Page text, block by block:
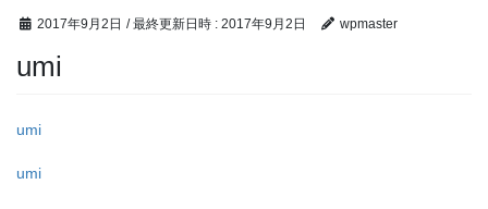
2017年9月2日 / 最終更新日時 : 2017年9月2日 wpmaster
umi
umi
umi